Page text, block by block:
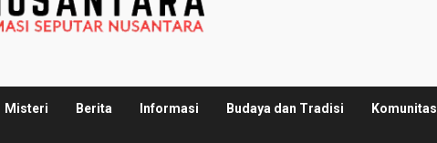
Misteri Berita Informasi Budaya dan Tradisi Komunitas